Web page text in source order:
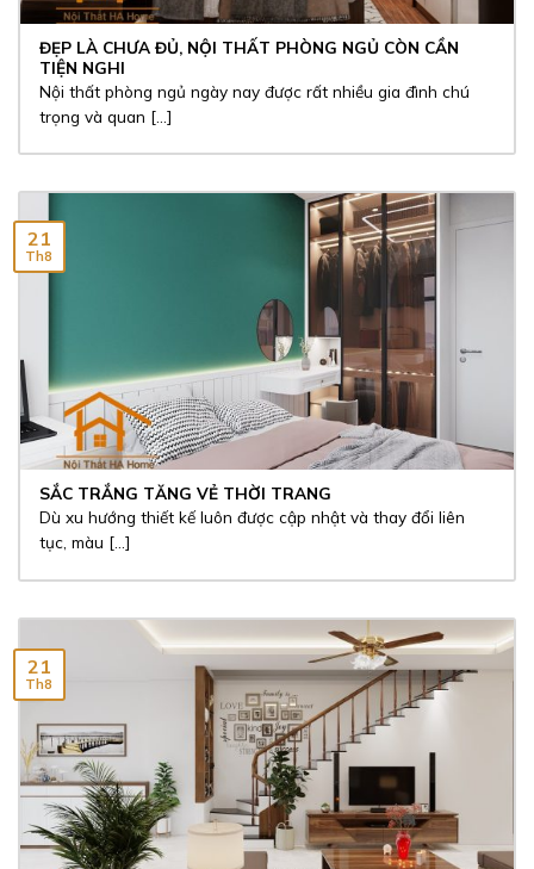
ĐẸP LÀ CHƯA ĐỦ, NỘI THẤT PHÒNG NGỦ CÒN CẦN
TIỆN NGHI
Nội thất phòng ngủ ngày nay được rất nhiều gia đình chú
trọng và quan [...]
SẮC TRẮNG TĂNG VẺ THỜI TRANG
Dù xu hướng thiết kế luôn được cập nhật và thay đổi liên
tục, màu [...]
21
Th8
21
Th8